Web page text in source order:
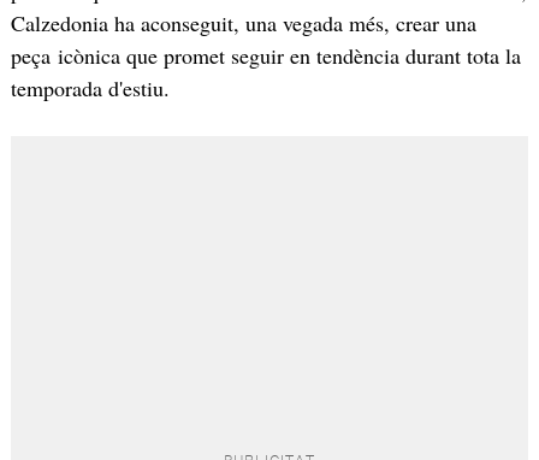
Calzedonia ha aconseguit, una vegada més, crear una
peça icònica que promet seguir en tendència durant tota la
temporada d'estiu.